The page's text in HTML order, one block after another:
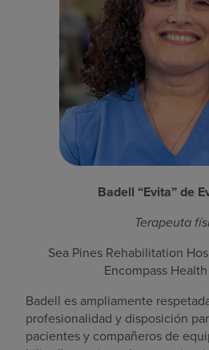
Badell “Evita” de
Terapeuta
Sea Pines Rehabilitation
Encompass
Badell es ampliamente
profesionalidad y disposición
pacientes y compañeros de